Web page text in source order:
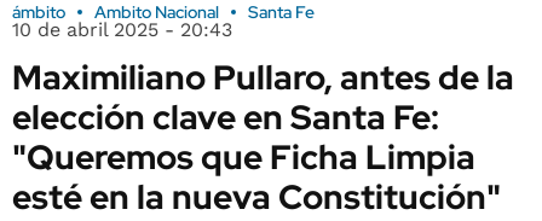
ámbito Ambito Nacional Santa Fe
10 de abril 2025 - 20:43
Maximiliano Pullaro, antes de la
elección clave en Santa Fe:
"Queremos que Ficha Limpia
esté en la nueva Constitución"